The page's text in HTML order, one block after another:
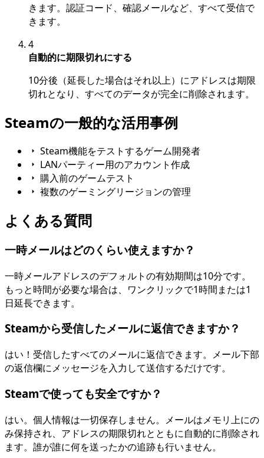
きます。認証コード、確認メールなど、すべて受信で
きます。
4
自動的に期限切れにする
10分後（延長した場合はそれ以上）にアドレスは期限
切れとなり、すべてのデータが完全に削除されます。
Steamの一般的な活用事例
Steam機能をテストするゲーム開発者
LANパーティー用のアカウント作成
購入前のゲームテスト
複数のゲーミングリージョンの管理
よくある質問
一時メールはどのくらい使えますか？
一時メールアドレスのデフォルトの有効期間は10分です。
もっと時間が必要な場合は、ワンクリックで1時間または1
日延長できます。
Steamから受信したメールに返信できますか？
はい！受信したすべてのメールに返信できます。メール下部
の返信欄にメッセージを入力して送信するだけです。
Steamで使っても安全ですか？
はい。個人情報は一切保存しません。メールはメモリ上にの
み保持され、アドレスの期限切れとともに自動的に削除され
ます。誰が誰に何を送ったかの追跡も行いません。